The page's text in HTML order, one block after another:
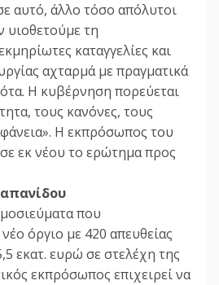
αυτό, άλλο τόσο απόλυτοι
υιοθετούμε τη
καταγγελίες και
αχταρμά με πραγματικά
Η κυβέρνηση πορεύεται
τους κανόνες, τους
Η εκπρόσωπος του
εκ νέου το ερώτημα προς
που
όργιο με 420 απευθείας
εκατ. ευρώ σε στελέχη της
εκπρόσωπος επιχειρεί να